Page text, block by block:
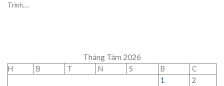
Trình....
Tháng Tám 2026
H B T N S B
C
1
2